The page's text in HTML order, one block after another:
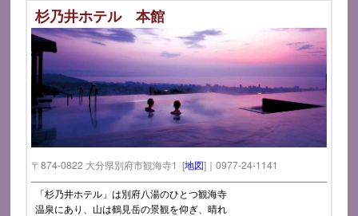
杉乃井ホテル 本館
〒874-0822 大分県別府市観海寺1 [地図]｜0977-24-1141
「杉乃井ホテル」は別府八湯のひとつ観海寺
温泉にあり、山は鶴見岳の景観を仰ぎ、晴れ